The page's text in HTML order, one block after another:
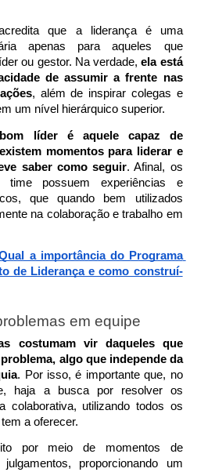
que a liderança é uma
apenas para aqueles que
ou gestor. Na verdade, ela está
de assumir a frente nas
, além de inspirar colegas e
um nível hierárquico superior.
líder é aquele capaz de
momentos para liderar e
saber como seguir. Afinal, os
possuem experiências e
que quando bem utilizados
na colaboração e trabalho em
a importância do Programa
de Liderança e como construí-
em equipe
costumam vir daqueles que
algo que independe da
. Por isso, é importante que, no
haja a busca por resolver os
colaborativa, utilizando todos os
a oferecer.
por meio de momentos de
proporcionando um